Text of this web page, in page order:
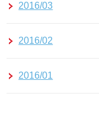
2016/03
2016/02
2016/01